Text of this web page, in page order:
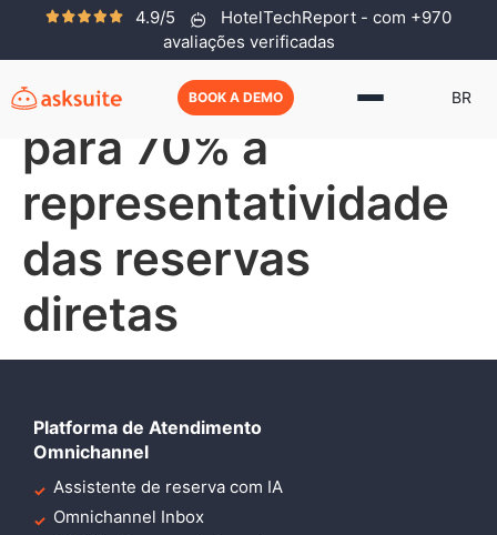
4.9/5
HotelTechReport - com +970
avaliações verificadas
BOOK A DEMO BR
Como o Le Canton
aumentou de 30%
para 70% a
representatividade
das reservas
diretas
Platforma de Atendimento
Omnichannel
Assistente de reserva com IA
Omnichannel Inbox